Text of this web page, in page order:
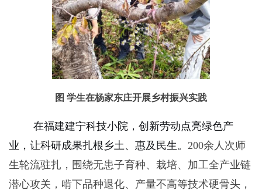
图 学生在杨家东庄开展乡村振兴实践
在福建建宁科技小院，创新劳动点亮绿色产
业，让科研成果扎根乡土、惠及民生。 200余人次师
生轮流驻扎，围绕无患子育种、栽培、加工全产业链
潜心攻关，啃下品种退化、产量不高等技术硬骨头，